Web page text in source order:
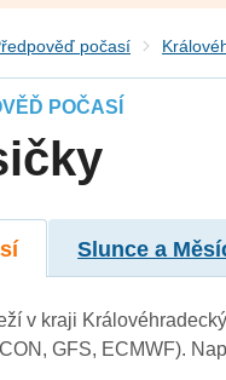
počasí
POČASÍ
Slunce a
v kraji
GFS, ECMWF).